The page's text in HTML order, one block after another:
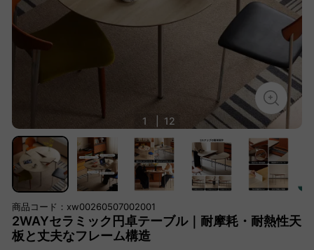
1 12
商品コード：xw00260507002001
2WAYセラミック円卓テーブル｜耐摩耗・耐熱性天
板と丈夫なフレーム構造